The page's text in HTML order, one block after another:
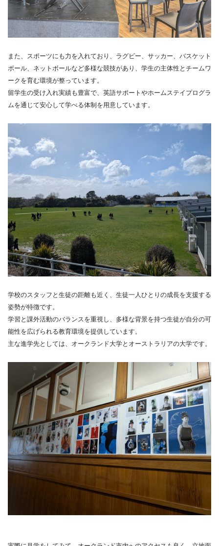
また、スポーツにも力を入れており、ラグビー、サッカー、バスケット
ボール、ネットボールなど多様な競技があり、学生の主体性とチームワ
ークを育む環境が整っています。
留学生の受け入れ実績も豊富で、英語サポートやホームステイプログラ
ムを通じて安心して学べる体制を用意しています。
学校のスタッフと生徒の距離も近く、生徒一人ひとりの成長を支援する
姿勢が特徴です。
学習と課外活動のバランスを重視し、多様な背景を持つ生徒が自分の可
能性を広げられる教育環境を提供しています。
主な進学先としては、オークランド大学とオーストラリアの大学です。